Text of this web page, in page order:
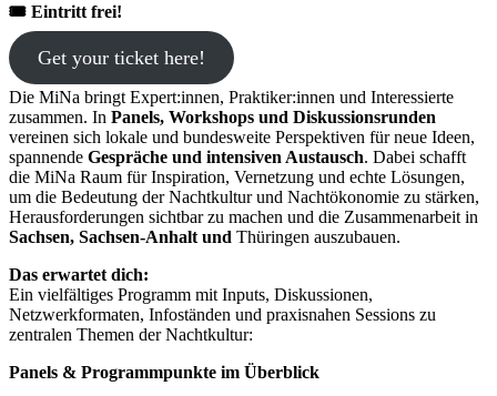
🎟 Eintritt frei!
Get your ticket here!
Die MiNa bringt Expert:innen, Praktiker:innen und Interessierte
zusammen. In Panels, Workshops und Diskussionsrunden
vereinen sich lokale und bundesweite Perspektiven für neue Ideen,
spannende Gespräche und intensiven Austausch. Dabei schafft
die MiNa Raum für Inspiration, Vernetzung und echte Lösungen,
um die Bedeutung der Nachtkultur und Nachtökonomie zu stärken,
Herausforderungen sichtbar zu machen und die Zusammenarbeit in
Sachsen, Sachsen-Anhalt und Thüringen auszubauen.
Das erwartet dich:
Ein vielfältiges Programm mit Inputs, Diskussionen,
Netzwerkformaten, Infoständen und praxisnahen Sessions zu
zentralen Themen der Nachtkultur:
Panels & Programmpunkte im Überblick